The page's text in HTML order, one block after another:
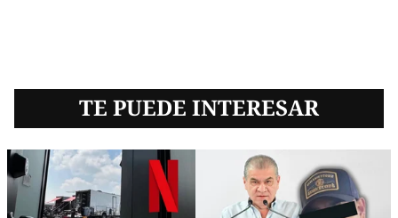
TE PUEDE INTERESAR